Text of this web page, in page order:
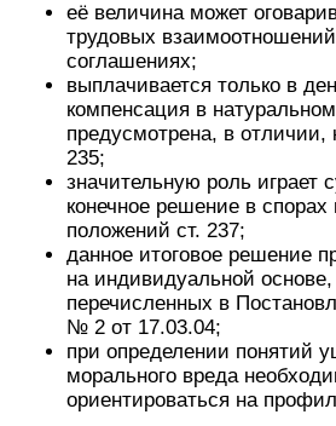
её величина может
трудовых
соглашениях;
выплачивается только в
компенсация в
предусмотрена, в отличии,
235;
значительную роль
конечное решение в
положений ст. 237;
данное итоговое решение
на индивидуальной
перечисленных в
№ 2 от 17.03.04;
при определении понятий
морального вреда
ориентироваться на